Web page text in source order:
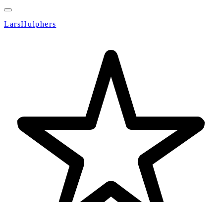
LarsHulphers